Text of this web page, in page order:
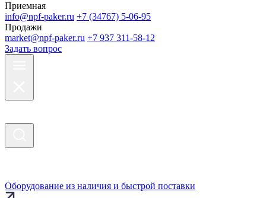
Приемная
info@npf-paker.ru +7 (34767) 5-06-95
Продажи
market@npf-paker.ru +7 937 311-58-12
Задать вопрос
Оборудование из наличия и быстрой поставки